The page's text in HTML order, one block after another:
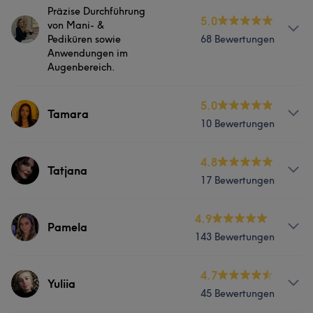
Bibiana arbeitet sauber, genau und sehr
kundenorientiert. Sie legt großen Wert auf gepflegte
Nägel und natürliche Ergebnisse. Ihre freundliche,
ruhige Art sorgt dafür, dass sich Kundinnen sofort
Services
Haarentfernung
Portfolio
Präzise Durchführung
von Mani- &
Pediküren sowie
Anwendungen im
Augenbereich.
5.0
68 Bewertungen
Info
Staatlich anerkennte Kosmetikerin & med. Fußpflegerin,
Services
Portfolio
Tamara
5.0
10 Bewertungen
Services
Portfolio
Tatjana
4.8
17 Bewertungen
Services
Pamela
4.9
143 Bewertungen
Info
Pamela kombiniert Kreativität mit moderner Technik. Sie
Yuliia
4.7
45 Bewertungen